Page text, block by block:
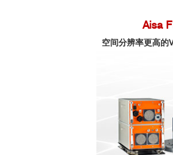
Aisa
空间分辨率更高的
项目单位：国家
项目简介：Aisa
· Macroscale multimodal imaging reveals
· Hyperspectral Imaging for Predicting the
· Detection of Fungus Infection on Petals of
· Hyperspectral light sheet microscopy.Nature
· Hyperspectral Imaging for Presymptomatic
· Hyperspectral Imaging for Determining
· Fast quantifying collision strength index of